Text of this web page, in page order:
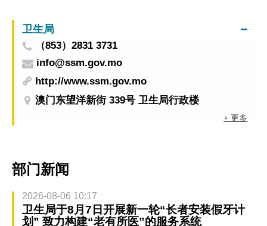
卫生局
（853）2831 3731
info@ssm.gov.mo
http://www.ssm.gov.mo
澳门东望洋新街 339号 卫生局行政楼
+ 更多
部门新闻
2026-08-06 10:17
卫生局于8月7日开展新一轮“长者安装假牙计
划” 致力构建“老有所医”的服务系统